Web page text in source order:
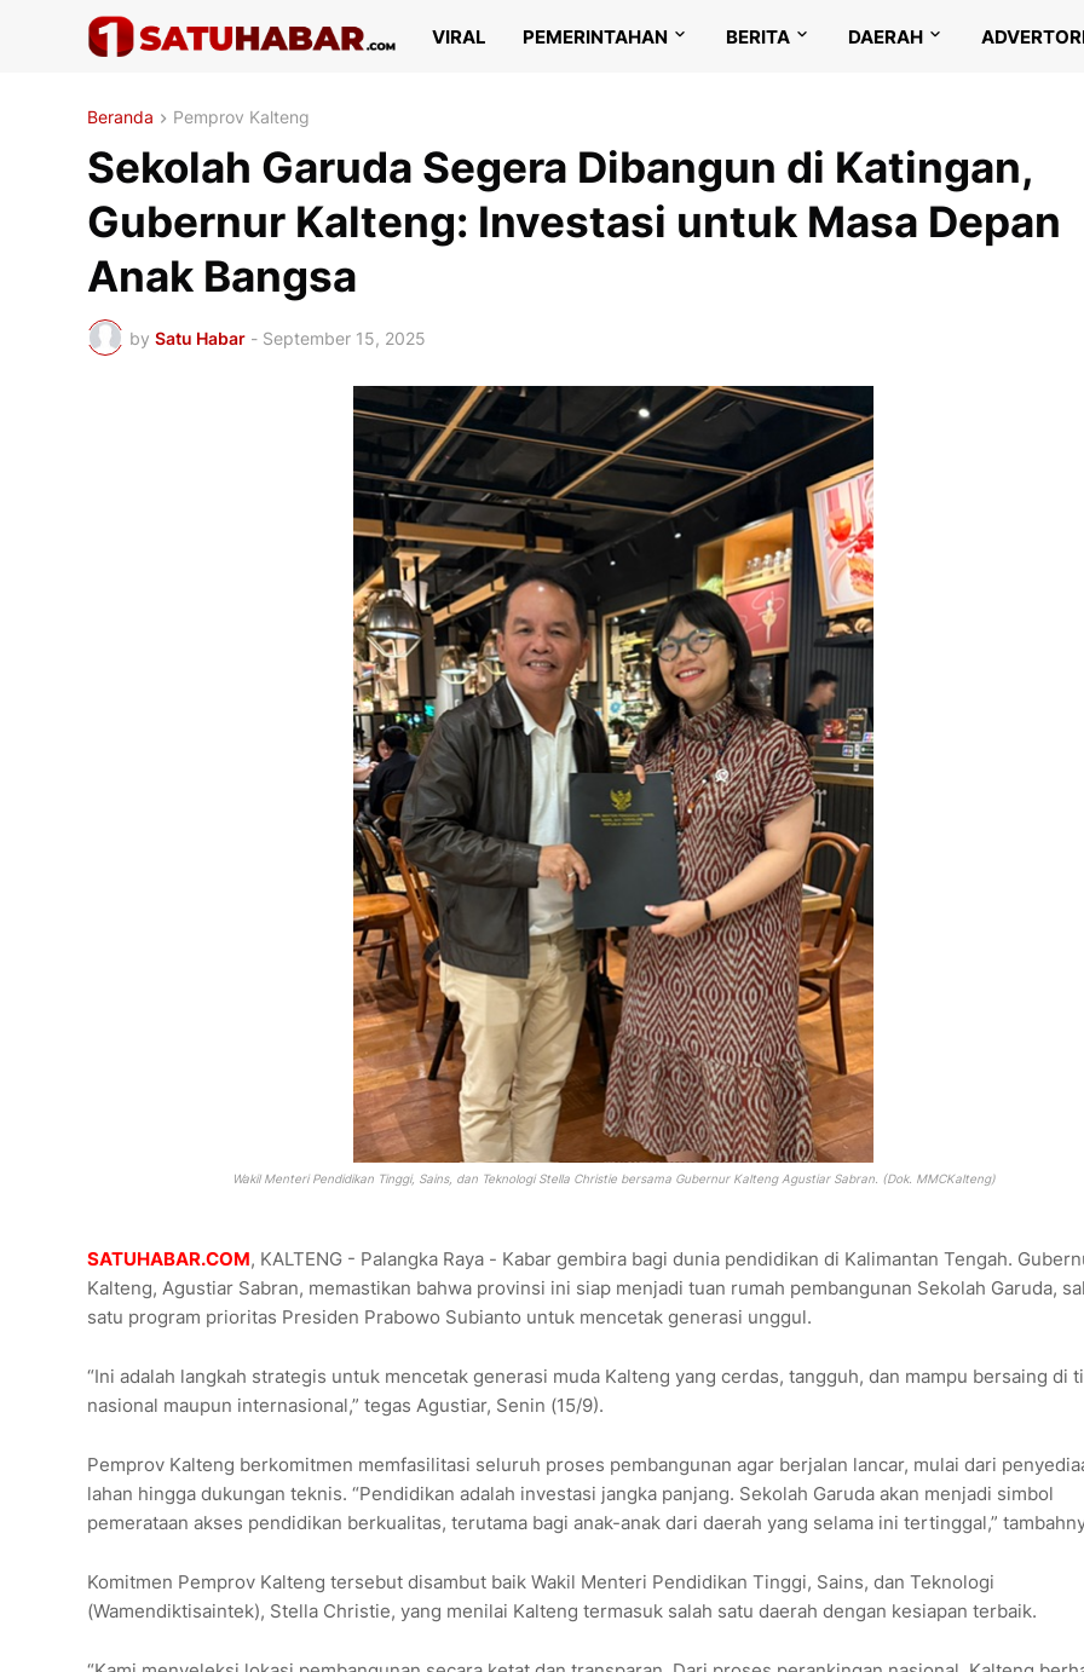
VIRAL PEMERINTAHAN BERITA DAERAH
Beranda Pemprov Kalteng
Sekolah Garuda Segera Dibangun di Katingan,
Gubernur Kalteng: Investasi untuk Masa Depan
Anak Bangsa
by Satu Habar - September 15, 2025
Wakil Menteri Pendidikan Tinggi, Sains, dan Teknologi Stella Christie bersama Gubernur Kalteng Agustiar Sabran. (Dok. MMCKalteng)
SATUHABAR.COM, KALTENG - Palangka Raya - Kabar gembira bagi dunia pendidikan di Kalimantan Tengah.
Kalteng, Agustiar Sabran, memastikan bahwa provinsi ini siap menjadi tuan rumah pembangunan Sekolah Garuda,
satu program prioritas Presiden Prabowo Subianto untuk mencetak generasi unggul.
“Ini adalah langkah strategis untuk mencetak generasi muda Kalteng yang cerdas, tangguh, dan mampu bersaing di
nasional maupun internasional,” tegas Agustiar, Senin (15/9).
Pemprov Kalteng berkomitmen memfasilitasi seluruh proses pembangunan agar berjalan lancar, mulai dari
lahan hingga dukungan teknis. “Pendidikan adalah investasi jangka panjang. Sekolah Garuda akan menjadi simbol
pemerataan akses pendidikan berkualitas, terutama bagi anak-anak dari daerah yang selama ini tertinggal,”
Komitmen Pemprov Kalteng tersebut disambut baik Wakil Menteri Pendidikan Tinggi, Sains, dan Teknologi
(Wamendiktisaintek), Stella Christie, yang menilai Kalteng termasuk salah satu daerah dengan kesiapan terbaik.